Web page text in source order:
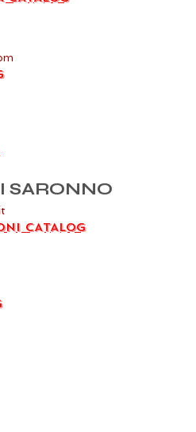
SARONNO
CATALOG